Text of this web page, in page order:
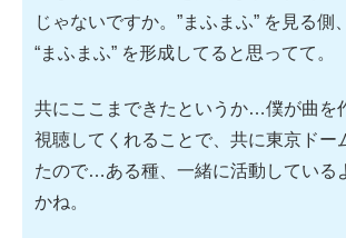
じゃないですか。”まふまふ” を見る側
“まふまふ” を形成してると思ってて。
共にここまできたというか…僕が曲を
視聴してくれることで、共に東京ドー
たので…ある種、一緒に活動している
かね。